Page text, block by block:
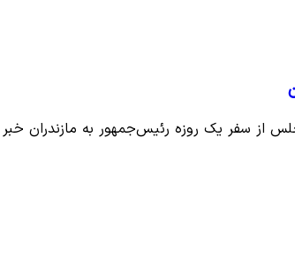
از سفر یک روزه رئیس‌جمهور به مازندران خبر